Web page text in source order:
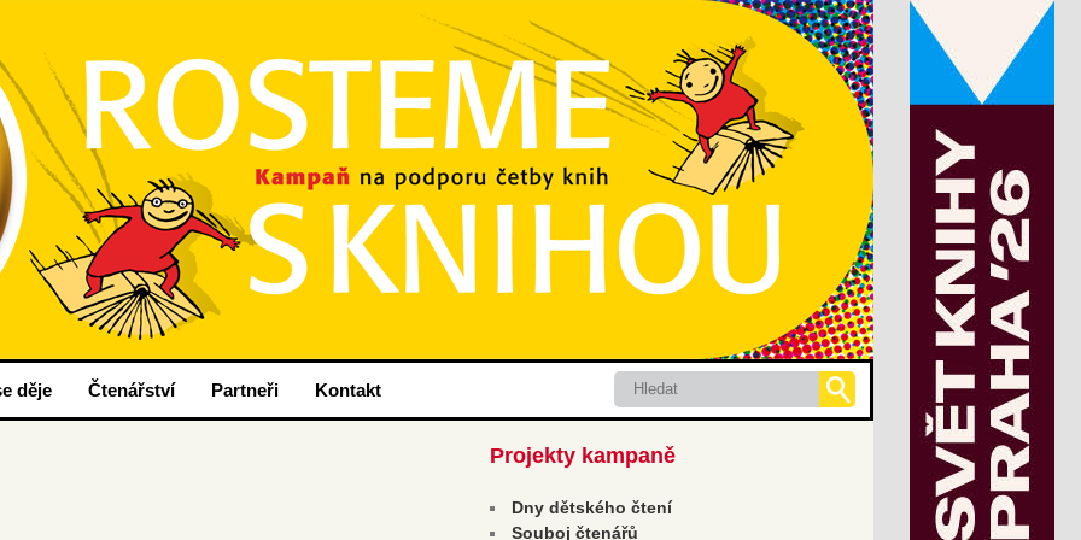
děje Čtenářství Partneři Kontakt Hledat
Projekty kampaně
Dny dětského čtení
Souboj čtenářů